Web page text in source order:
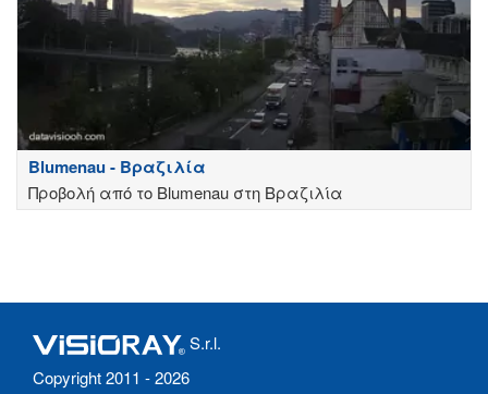
Blumenau - Βραζιλία
Προβολή από το Blumenau στη Βραζιλία
S.r.l.
Copyright 2011 - 2026